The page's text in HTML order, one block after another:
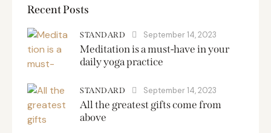
Recent Posts
STANDARD September 14, 2023
Meditation is a must-have in your
daily yoga practice
STANDARD September 14, 2023
All the greatest gifts come from
above